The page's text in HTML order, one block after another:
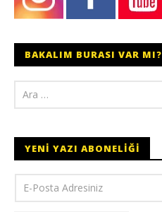
BAKALIM BURASI VAR MI?
YENI YAZI ABONELIĞI